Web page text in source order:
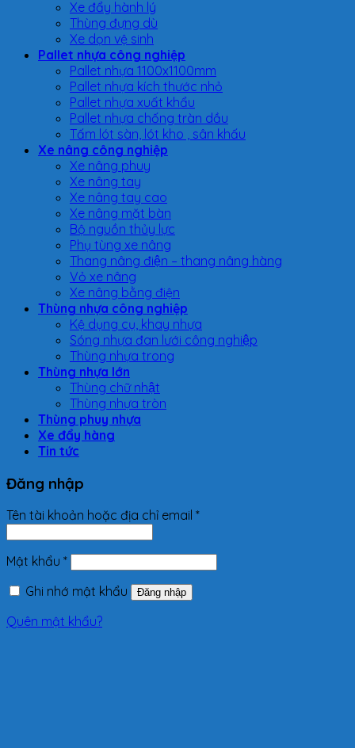
Xe đẩy hành lý
Thùng đựng dù
Xe dọn vệ sinh
Pallet nhựa công nghiệp
Pallet nhựa 1100x1100mm
Pallet nhựa kích thước nhỏ
Pallet nhựa xuất khẩu
Pallet nhựa chống tràn dầu
Tấm lót sàn, lót kho , sân khấu
Xe nâng công nghiệp
Xe nâng phuy
Xe nâng tay
Xe nâng tay cao
Xe nâng mặt bàn
Bộ nguồn thủy lực
Phụ tùng xe nâng
Thang nâng điện – thang nâng hàng
Vỏ xe nâng
Xe nâng bằng điện
Thùng nhựa công nghiệp
Kệ dụng cụ, khay nhựa
Sóng nhựa đan lưới công nghiệp
Thùng nhựa trong
Thùng nhựa lớn
Thùng chữ nhật
Thùng nhựa tròn
Thùng phuy nhựa
Xe đẩy hàng
Tin tức
Đăng nhập
Tên tài khoản hoặc địa chỉ email *
Mật khẩu *
Ghi nhớ mật khẩu
Đăng nhập
Quên mật khẩu?